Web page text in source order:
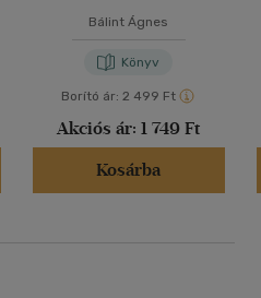
Bálint Ágnes
Könyv
Borító ár: 2 499 Ft
Akciós ár: 1 749 Ft
Kosárba